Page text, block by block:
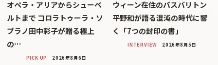
オペラ・アリアからシューベ
ルトまで コロラトゥーラ・ソ
プラノ田中彩子が贈る極上
の…
PICK UP 2026年8月6日
ウィーン在住のバスバリトン
平野和が語る混沌の時代に響
く「7つの封印の書」
INTERVIEW 2026年8月5日